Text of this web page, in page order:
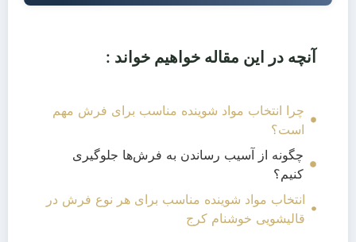
آنچه در این مقاله خواهیم خواند :
چرا انتخاب مواد شوینده مناسب برای فرش مهم
است؟
چگونه از آسیب رساندن به فرش‌ها جلوگیری
کنیم؟
انتخاب مواد شوینده مناسب برای هر نوع فرش در
قالیشویی خوشنام کرج